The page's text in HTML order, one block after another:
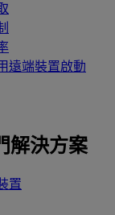
遠端裝置啟動
解決方案
置